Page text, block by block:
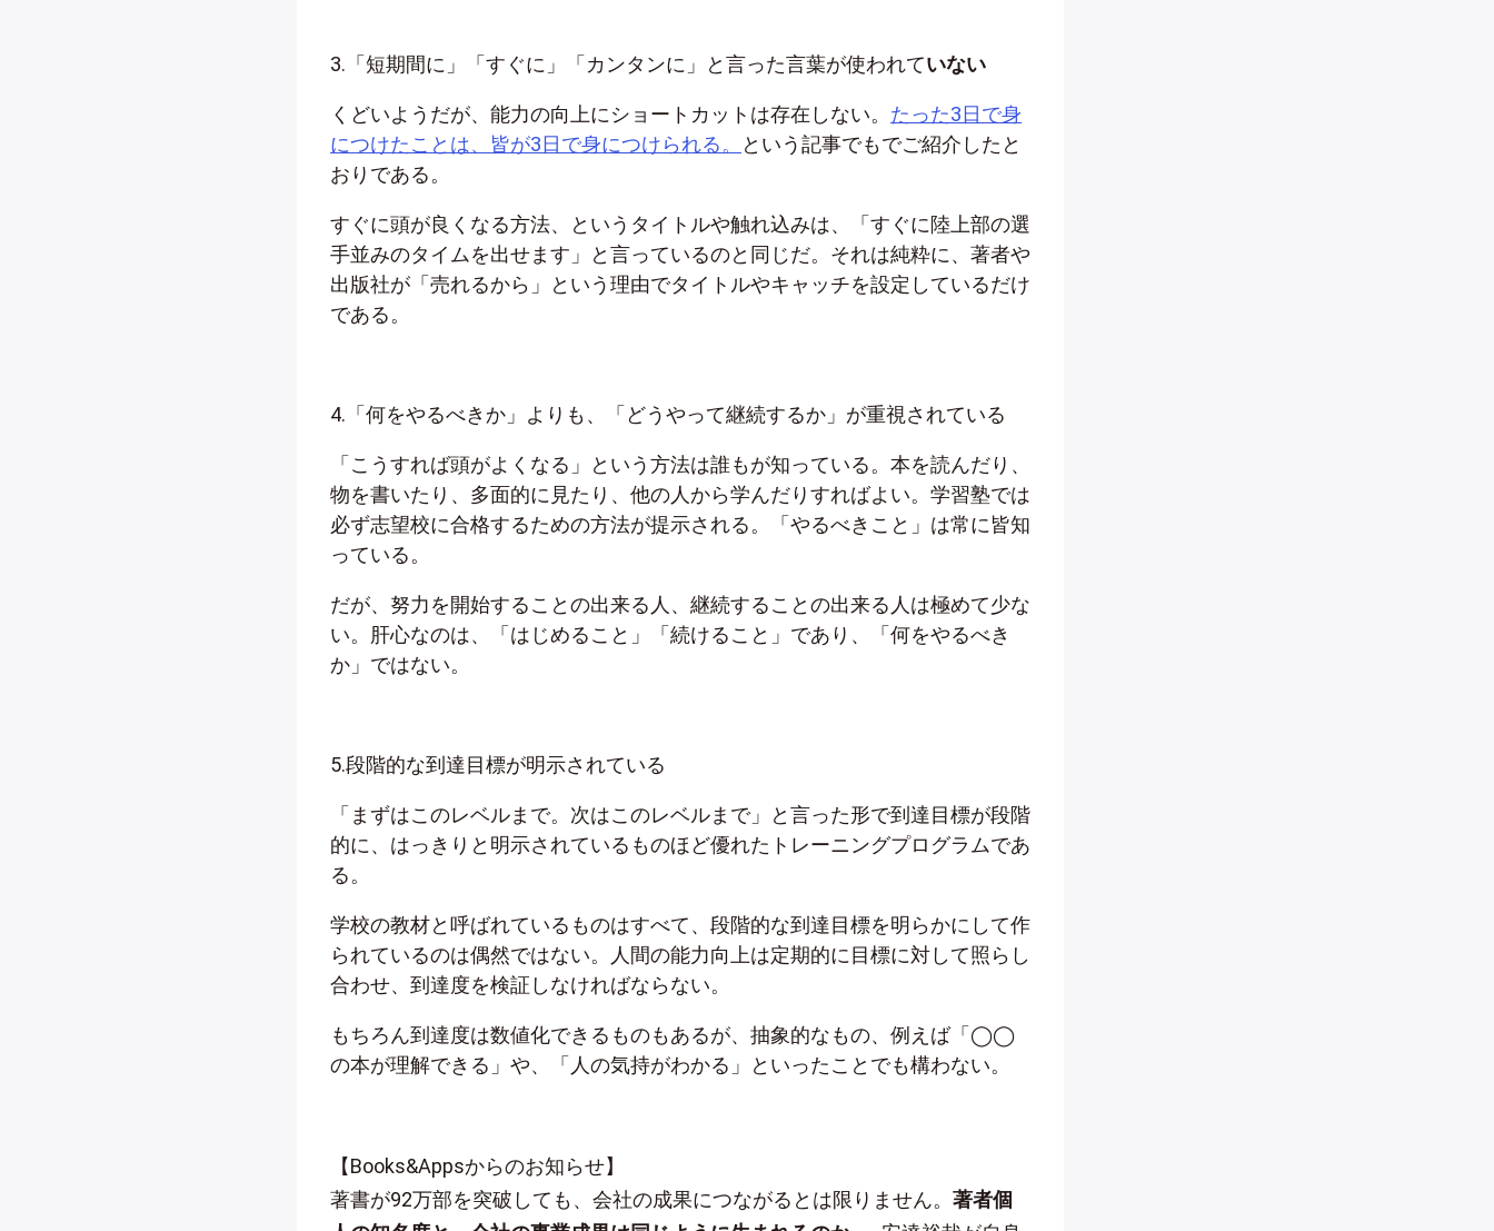
3.「短期間に」「すぐに」「カンタンに」と言った言葉が使われていない
くどいようだが、能力の向上にショートカットは存在しない。 たった3日で身
につけたことは、皆が3日で身につけられる。
という記事でもでご紹介したと
おりである。
すぐに頭が良くなる方法、というタイトルや触れ込みは、「すぐに陸上部の選
手並みのタイムを出せます」と言っているのと同じだ。それは純粋に、著者や
出版社が「売れるから」という理由でタイトルやキャッチを設定しているだけ
である。
4.「何をやるべきか」よりも、「どうやって継続するか」が重視されている
「こうすれば頭がよくなる」という方法は誰もが知っている。本を読んだり、
物を書いたり、多面的に見たり、他の人から学んだりすればよい。学習塾では
必ず志望校に合格するための方法が提示される。「やるべきこと」は常に皆知
っている。
だが、努力を開始することの出来る人、継続することの出来る人は極めて少な
い。肝心なのは、「はじめること」「続けること」であり、「何をやるべき
か」ではない。
5.段階的な到達目標が明示されている
「まずはこのレベルまで。次はこのレベルまで」と言った形で到達目標が段階
的に、はっきりと明示されているものほど優れたトレーニングプログラムであ
る。
学校の教材と呼ばれているものはすべて、段階的な到達目標を明らかにして作
られているのは偶然ではない。人間の能力向上は定期的に目標に対して照らし
合わせ、到達度を検証しなければならない。
もちろん到達度は数値化できるものもあるが、抽象的なもの、例えば「◯◯
の本が理解できる」や、「人の気持がわかる」といったことでも構わない。
【Books&Appsからのお知らせ】
著書が92万部を突破しても、会社の成果につながるとは限りません。 著者個